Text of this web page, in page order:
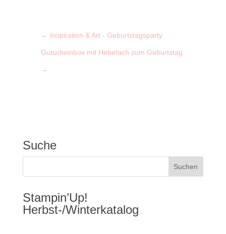
← Inspiration & Art - Geburtstagsparty
Gutscheinbox mit Hebefach zum Geburtstag
→
Suche
Stampin’Up!
Herbst-/Winterkatalog